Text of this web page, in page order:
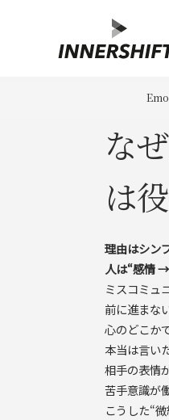
な
は
理由はシン
人は“感情
ミスコミュ
前に進まな
心のどこか
本当は言い
相手の表情
苦手意識が
こうした“